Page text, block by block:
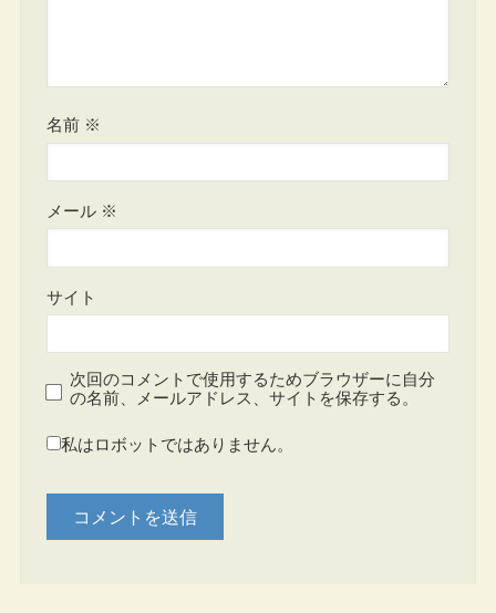
名前 ※
メール ※
サイト
次回のコメントで使用するためブラウザーに自分
の名前、メールアドレス、サイトを保存する。
私はロボットではありません。